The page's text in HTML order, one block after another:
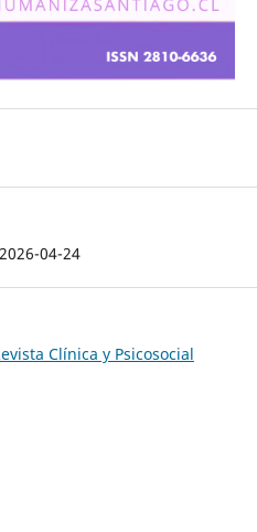
04-24
Clínica y Psicosocial